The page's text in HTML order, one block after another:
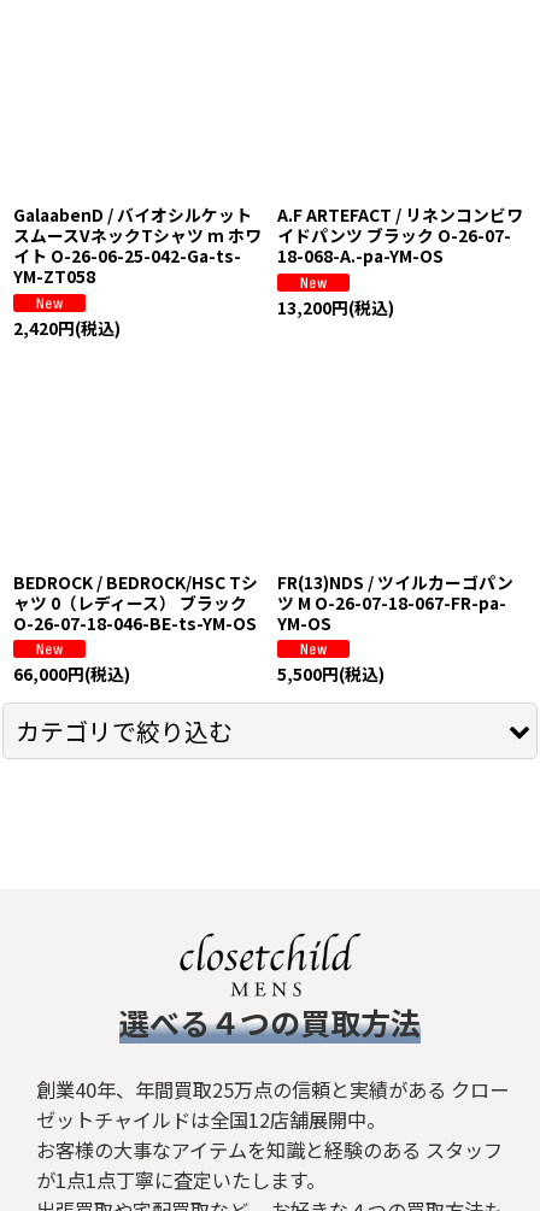
GalaabenD / バイオシルケット
スムースVネックTシャツ m ホワ
イト O-26-06-25-042-Ga-ts-
YM-ZT058
2,420円(税込)
A.F ARTEFACT / リネンコンビワ
イドパンツ ブラック O-26-07-
18-068-A.-pa-YM-OS
13,200円(税込)
BEDROCK / BEDROCK/HSC Tシ
ャツ 0（レディース） ブラック
O-26-07-18-046-BE-ts-YM-OS
66,000円(税込)
FR(13)NDS / ツイルカーゴパン
ツ M O-26-07-18-067-FR-pa-
YM-OS
5,500円(税込)
カテゴリで絞り込む
ジャケット/アウター
シューズ
バッグ
​選べる４つの買取方法
創業40年、年間買取25万点の信頼と実績がある クロー
ゼットチャイルドは全国12店舗展開中。
お客様の大事なアイテムを知識と経験のある スタッフ
が1点1点丁寧に査定いたします。